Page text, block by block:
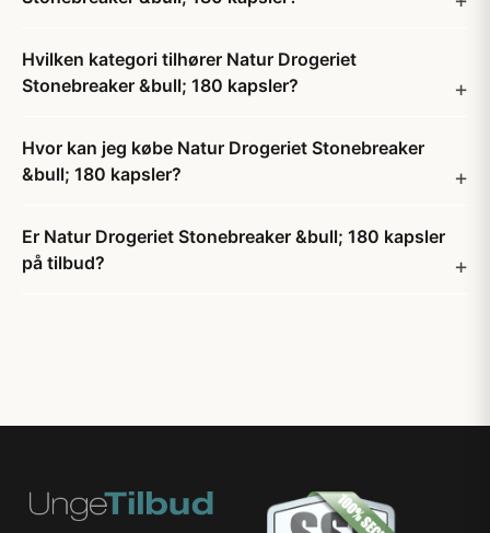
Hvilken kategori tilhører Natur Drogeriet
Stonebreaker &bull; 180 kapsler?
Hvor kan jeg købe Natur Drogeriet Stonebreaker
&bull; 180 kapsler?
Er Natur Drogeriet Stonebreaker &bull; 180 kapsler
på tilbud?